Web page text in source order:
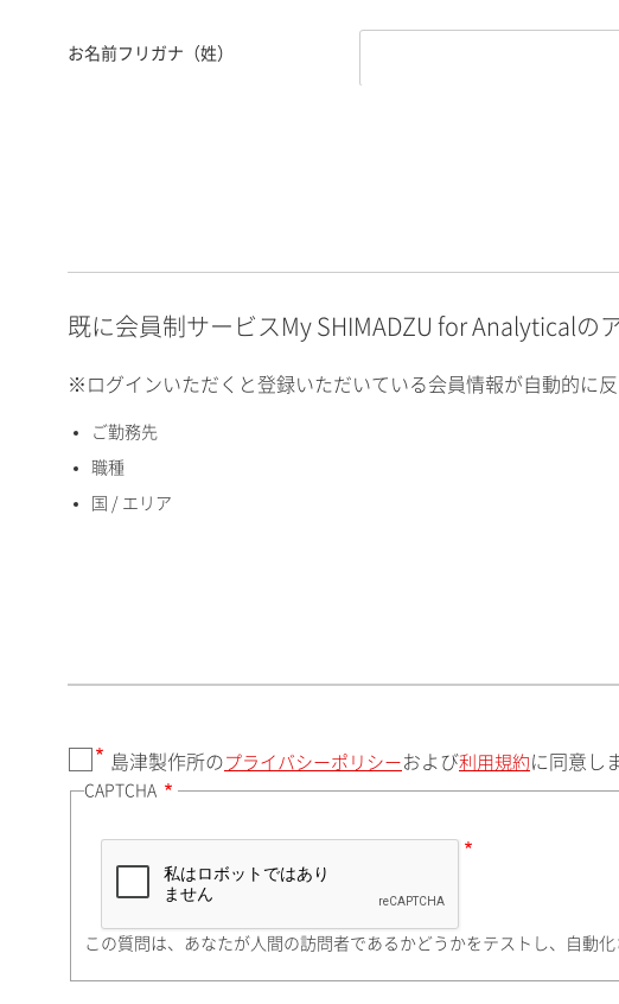
お名前フリガナ（姓）
英数）
国 / エリア
町名・番地（勤務先）
既に会員制サービスMy SHIMADZU for Analyticalの
※ログインいただくと登録いただいている会員情報が自動的に
ご勤務先
職種
国 / エリア
島津製作所の プライバシーポリシー および利用規約 に同意し
CAPTCHA
この質問は、あなたが人間の訪問者であるかどうかをテストし、自動